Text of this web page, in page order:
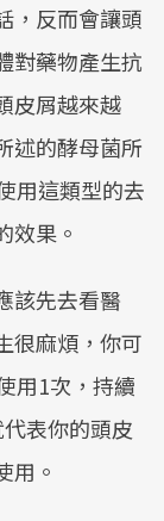
，反而會讓頭
對藥物產生抗
皮屑越來越
述的酵母菌所
用這類型的去
效果。
該先去看醫
很麻煩，你可
用1次，持續
表你的頭皮
用。